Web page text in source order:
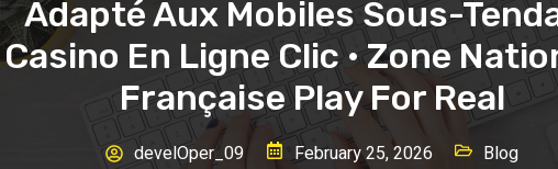
Adapté Aux Mobiles Sous-
Casino En Ligne Clic • Zone
Française Play For Real
develOper_09 February 25, 2026 Blog